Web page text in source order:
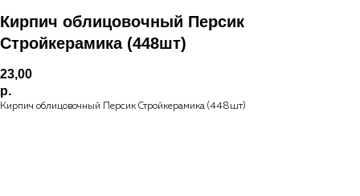
Кирпич облицовочный Персик
Стройкерамика (448шт)
23,00
р.
Кирпич облицовочный Персик Стройкерамика (448шт)